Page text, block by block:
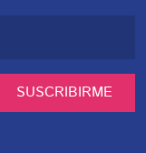
SUSCRIBIRME